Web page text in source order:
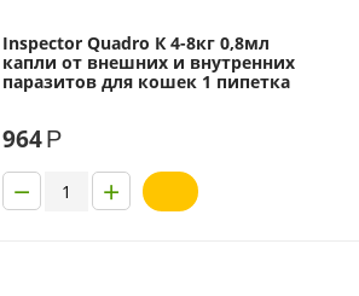
Inspector Quadro К 4-8кг 0,8мл
капли от внешних и внутренних
паразитов для кошек 1 пипетка
964Р
+
−